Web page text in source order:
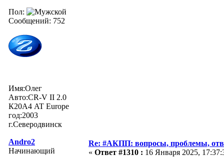
Пол:
Сообщений: 752
Имя:Олег
Авто:CR-V II 2.0
К20А4 AT Europe
год:2003
г.Северодвинск
Andro2
Начинающий
Re: #АКПП: вопросы, проблемы,
« Ответ #1310 : 16 Января 2025,